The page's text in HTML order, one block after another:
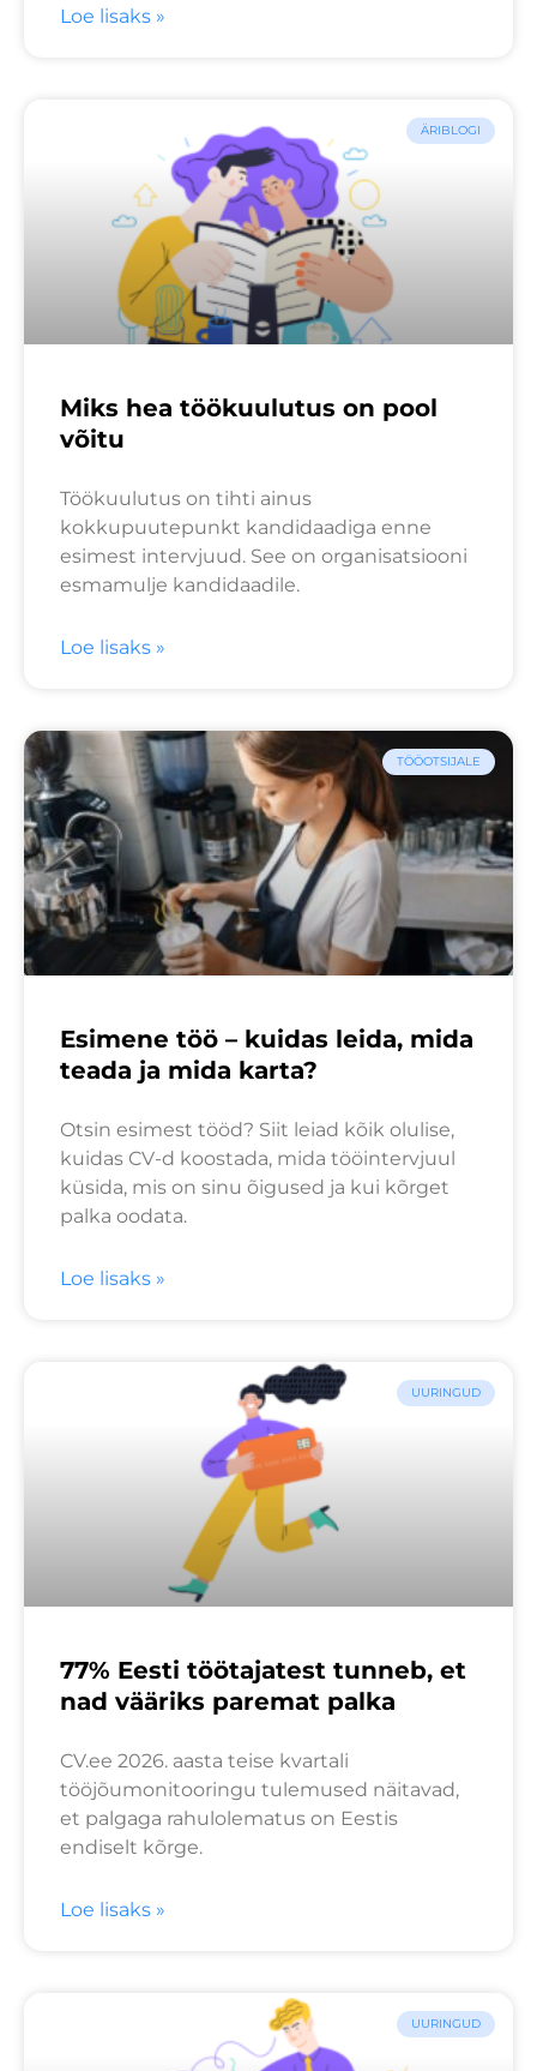
Loe lisaks »
ÄRIBLOGI
Miks hea töökuulutus on pool
võitu
Töökuulutus on tihti ainus
kokkupuutepunkt kandidaadiga enne
esimest intervjuud. See on organisatsiooni
esmamulje kandidaadile.
Loe lisaks »
TÖÖOTSIJALE
Esimene töö – kuidas leida, mida
teada ja mida karta?
Otsin esimest tööd? Siit leiad kõik olulise,
kuidas CV-d koostada, mida tööintervjuul
küsida, mis on sinu õigused ja kui kõrget
palka oodata.
Loe lisaks »
UURINGUD
77% Eesti töötajatest tunneb, et
nad vääriks paremat palka
CV.ee 2026. aasta teise kvartali
tööjõumonitooringu tulemused näitavad,
et palgaga rahulolematus on Eestis
endiselt kõrge.
Loe lisaks »
UURINGUD